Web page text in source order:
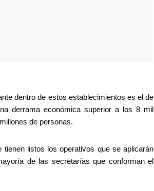
dentro de estos establecimientos es el de
derrama económica superior a los 8 mil
de personas.
listos los operativos que se aplicarán
de las secretarías que conforman el